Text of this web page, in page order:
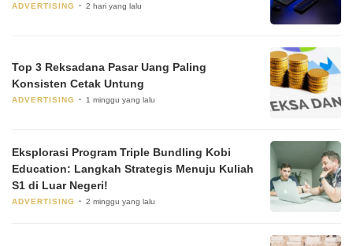
ADVERTISING 2 hari yang lalu
Top 3 Reksadana Pasar Uang Paling
Konsisten Cetak Untung
ADVERTISING 1 minggu yang lalu
Eksplorasi Program Triple Bundling Kobi
Education: Langkah Strategis Menuju Kuliah
S1 di Luar Negeri!
ADVERTISING 2 minggu yang lalu